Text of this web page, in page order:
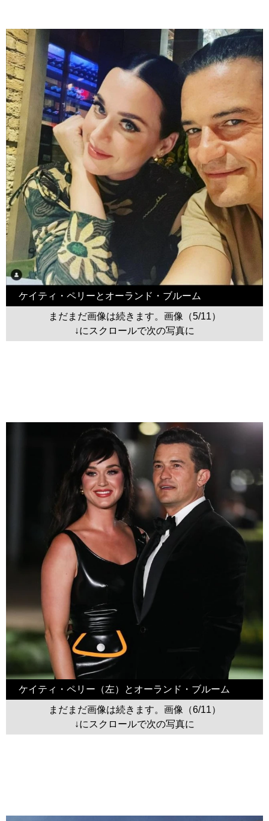
ケイティ・ペリーとオーランド・ブルーム
まだまだ画像は続きます。画像（5/11）
↓にスクロールで次の写真に
ケイティ・ペリー（左）とオーランド・ブルーム
まだまだ画像は続きます。画像（6/11）
↓にスクロールで次の写真に